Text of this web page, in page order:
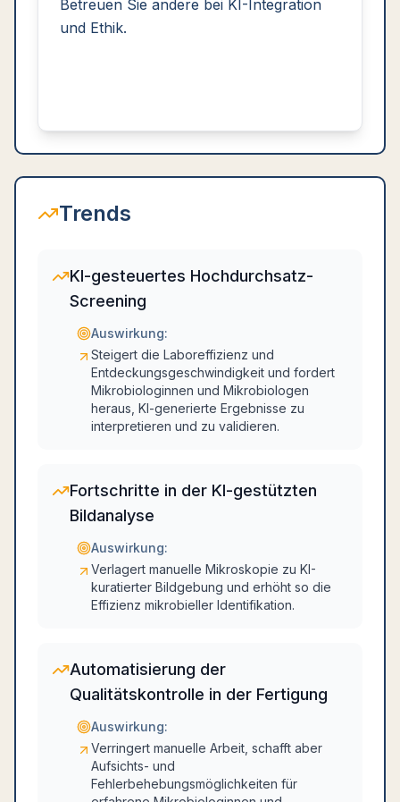
Betreuen Sie andere bei KI-Integration
und Ethik.
Trends
KI-gesteuertes Hochdurchsatz-
Screening
Auswirkung:
Steigert die Laboreffizienz und
Entdeckungsgeschwindigkeit und fordert
Mikrobiologinnen und Mikrobiologen
heraus, KI-generierte Ergebnisse zu
interpretieren und zu validieren.
Fortschritte in der KI-gestützten
Bildanalyse
Auswirkung:
Verlagert manuelle Mikroskopie zu KI-
kuratierter Bildgebung und erhöht so die
Effizienz mikrobieller Identifikation.
Automatisierung der
Qualitätskontrolle in der Fertigung
Auswirkung:
Verringert manuelle Arbeit, schafft aber
Aufsichts- und
Fehlerbehebungsmöglichkeiten für